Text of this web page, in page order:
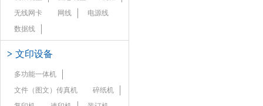
无线网卡
网线
电源线
数据线
> 文印设备
多功能一体机
文件（图文）传真机
碎纸机